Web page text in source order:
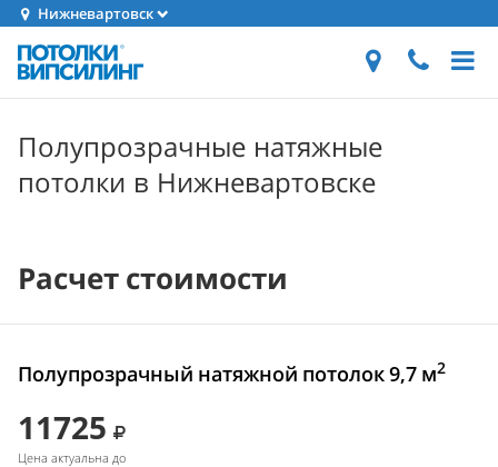
Нижневартовск
Полупрозрачные натяжные
потолки в Нижневартовске
Расчет стоимости
Полупрозрачный натяжной потолок 9,7 м2
11725
Цена актуальна до